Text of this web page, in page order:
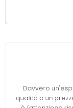
Davvero
qualità a un